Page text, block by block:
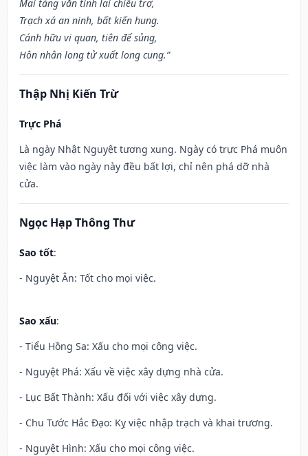
Mai táng văn tinh lai chiếu trợ,
Trạch xá an ninh, bất kiến hung.
Cánh hữu vi quan, tiên đế sủng,
Hôn nhân long tử xuất long cung.”
Thập Nhị Kiến Trừ
Trực Phá
Là ngày Nhật Nguyệt tương xung. Ngày có trực Phá muôn
việc làm vào ngày này đều bất lợi, chỉ nên phá dỡ nhà
cửa.
Ngọc Hạp Thông Thư
Sao tốt:
- Nguyệt Ân: Tốt cho mọi việc.
Sao xấu:
- Tiểu Hồng Sa: Xấu cho mọi công việc.
- Nguyệt Phá: Xấu về việc xây dựng nhà cửa.
- Lục Bất Thành: Xấu đối với việc xây dựng.
- Chu Tước Hắc Đạo: Kỵ việc nhập trạch và khai trương.
- Nguyệt Hình: Xấu cho mọi công việc.